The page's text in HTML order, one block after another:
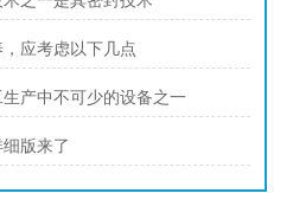
应考虑以下几点
产中不可少的设备之一
版来了